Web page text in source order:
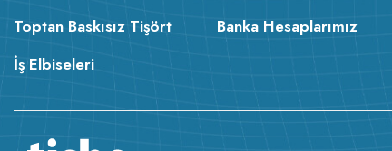
Toptan Baskısız Tişört
İş Elbiseleri
Banka Hesaplarımız